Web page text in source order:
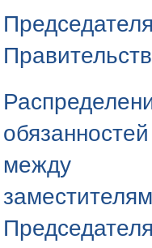
обязанностей
между